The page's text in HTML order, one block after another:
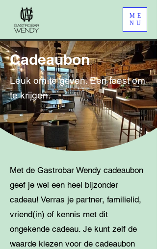
ME
NU
Cadeaubon
Leuk om te geven. Een feest om
te krijgen.
Met de Gastrobar Wendy cadeaubon
geef je wel een heel bijzonder
cadeau! Verras je partner, familielid,
vriend(in) of kennis met dit
ongekende cadeau. Je kunt zelf de
waarde kiezen voor de cadeaubon